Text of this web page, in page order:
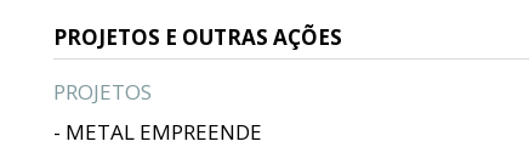
PROJETOS E OUTRAS AÇÕES
PROJETOS
- METAL EMPREENDE